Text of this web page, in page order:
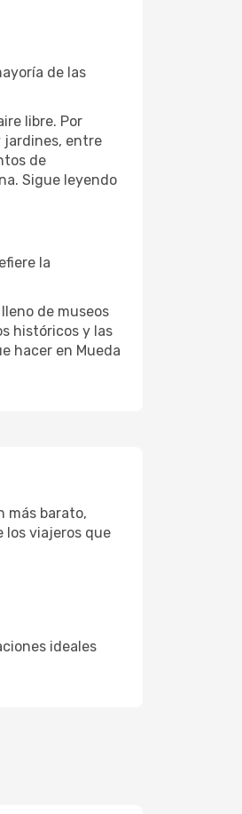
de las
libre. Por
jardines, entre
de
Sigue leyendo
la
de museos
históricos y las
hacer en Mueda
más barato,
los viajeros que
ideales